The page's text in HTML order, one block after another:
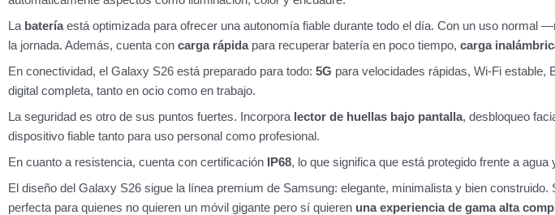
La bateríaestá optimizada para ofrecer una autonomía fiable durante todo el día. Con un uso
la jornada. Además, cuenta con carga rápidapara recuperar batería en poco tiempo, carga
En conectividad, el Galaxy S26 está preparado para todo: 5G para velocidades rápidas, Wi-Fi estable,
digital completa, tanto en ocio como en trabajo.
La seguridad es otro de sus puntos fuertes. Incorpora lector de huellas bajo pantalla, desbloqueo
dispositivo fiable tanto para uso personal como profesional.
En cuanto a resistencia, cuenta con certificación IP68, lo que significa que está protegido frente a
El diseño del Galaxy S26 sigue la línea premium de Samsung: elegante, minimalista y bien
perfecta para quienes no quieren un móvil gigante pero sí quieren una experiencia de gama alta